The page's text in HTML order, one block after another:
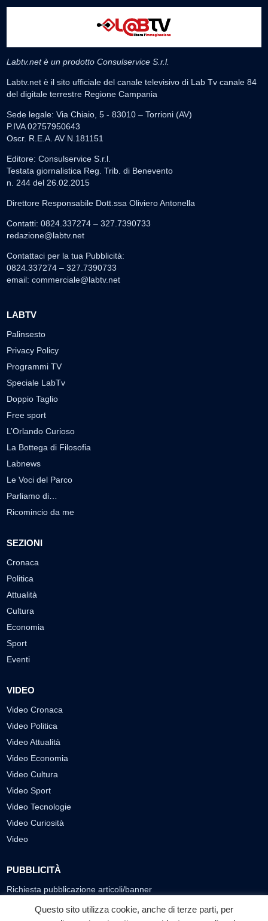
Labtv.net è un prodotto Consulservice S.r.l.
Labtv.net è il sito ufficiale del canale televisivo di Lab Tv canale 84
del digitale terrestre Regione Campania
Sede legale: Via Chiaio, 5 - 83010 – Torrioni (AV)
P.IVA 02757950643
Oscr. R.E.A. AV N.181151
Editore: Consulservice S.r.l.
Testata giornalistica Reg. Trib. di Benevento
n. 244 del 26.02.2015
Direttore Responsabile Dott.ssa Oliviero Antonella
Contatti: 0824.337274 – 327.7390733
redazione@labtv.net
Contattaci per la tua Pubblicità:
0824.337274 – 327.7390733
email: commerciale@labtv.net
LABTV
Palinsesto
Privacy Policy
Programmi TV
Speciale LabTv
Doppio Taglio
Free sport
L’Orlando Curioso
La Bottega di Filosofia
Labnews
Le Voci del Parco
Parliamo di…
Ricomincio da me
SEZIONI
Cronaca
Politica
Attualità
Cultura
Economia
Sport
Eventi
VIDEO
Video Cronaca
Video Politica
Video Attualità
Video Economia
Video Cultura
Video Sport
Video Tecnologie
Video Curiosità
Video
PUBBLICITÀ
Richiesta pubblicazione articoli/banner
SEGUICI SUI SOCIAL
Questo sito utilizza cookie, anche di terze parti, per